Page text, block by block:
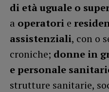
di età uguale o
a operatori e
assistenziali, con o
croniche; donne in
e personale
strutture sanitarie,